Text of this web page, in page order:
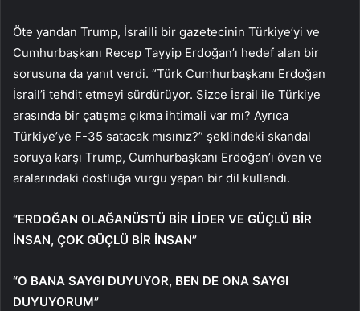
Öte yandan Trump, İsrailli bir gazetecinin Türkiye’yi ve
Cumhurbaşkanı Recep Tayyip Erdoğan’ı hedef alan bir
sorusuna da yanıt verdi. “Türk Cumhurbaşkanı Erdoğan
İsrail’i tehdit etmeyi sürdürüyor. Sizce İsrail ile Türkiye
arasında bir çatışma çıkma ihtimali var mı? Ayrıca
Türkiye’ye F-35 satacak mısınız?” şeklindeki skandal
soruya karşı Trump, Cumhurbaşkanı Erdoğan’ı öven ve
aralarındaki dostluğa vurgu yapan bir dil kullandı.
“ERDOĞAN OLAĞANÜSTÜ BİR LİDER VE GÜÇLÜ BİR
İNSAN, ÇOK GÜÇLÜ BİR İNSAN”
“O BANA SAYGI DUYUYOR, BEN DE ONA SAYGI
DUYUYORUM”